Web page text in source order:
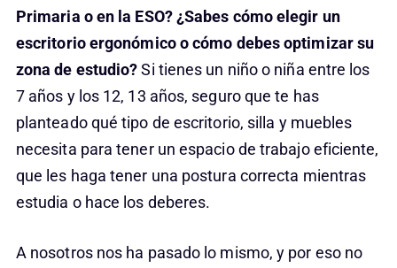
Primaria o en la ESO? ¿Sabes cómo elegir un
escritorio ergonómico o cómo debes optimizar su
zona de estudio?Si tienes un niño o niña entre los
7 años y los 12, 13 años, seguro que te has
planteado qué tipo de escritorio, silla y muebles
necesita para tener un espacio de trabajo eficiente,
que les haga tener una postura correcta mientras
estudia o hace los deberes.
A nosotros nos ha pasado lo mismo, y por eso no